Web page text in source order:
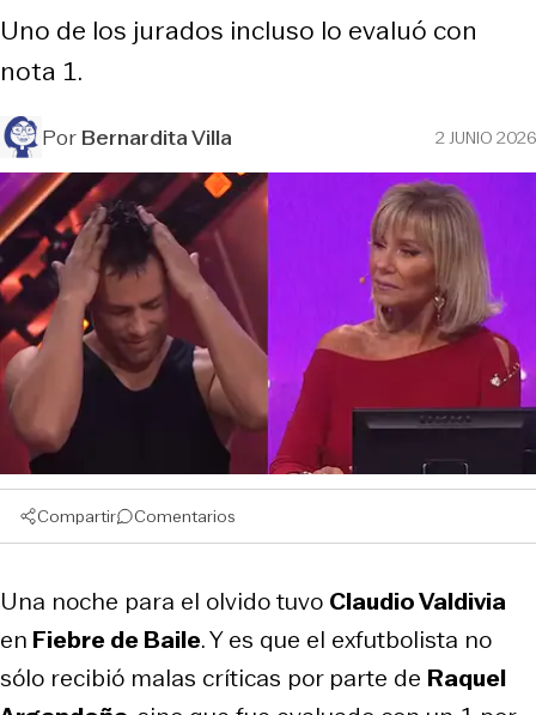
Uno de los jurados incluso lo evaluó con
nota 1.
PorBernardita Villa 2 JUNIO 2026
Compartir Comentarios
Una noche para el olvido tuvo Claudio Valdivia
en Fiebre de Baile. Y es que el exfutbolista no
sólo recibió malas críticas por parte de Raquel